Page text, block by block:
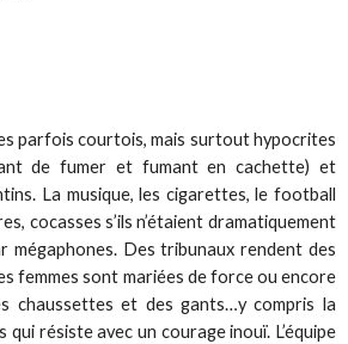
parfois courtois, mais surtout hypocrites
de fumer et fumant en cachette) et
La musique, les cigarettes, le football
cocasses s’ils n’étaient dramatiquement
mégaphones. Des tribunaux rendent des
femmes sont mariées de force ou encore
chaussettes et des gants…y compris la
qui résiste avec un courage inouï. L’équipe